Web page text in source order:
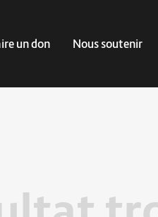
un don Nous soutenir